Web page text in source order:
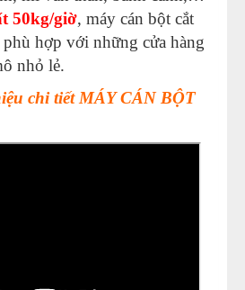
50kg/giờ, máy cán bột cắt
hợp với những cửa hàng
nhỏ lẻ.
chi tiết MÁY CÁN BỘT